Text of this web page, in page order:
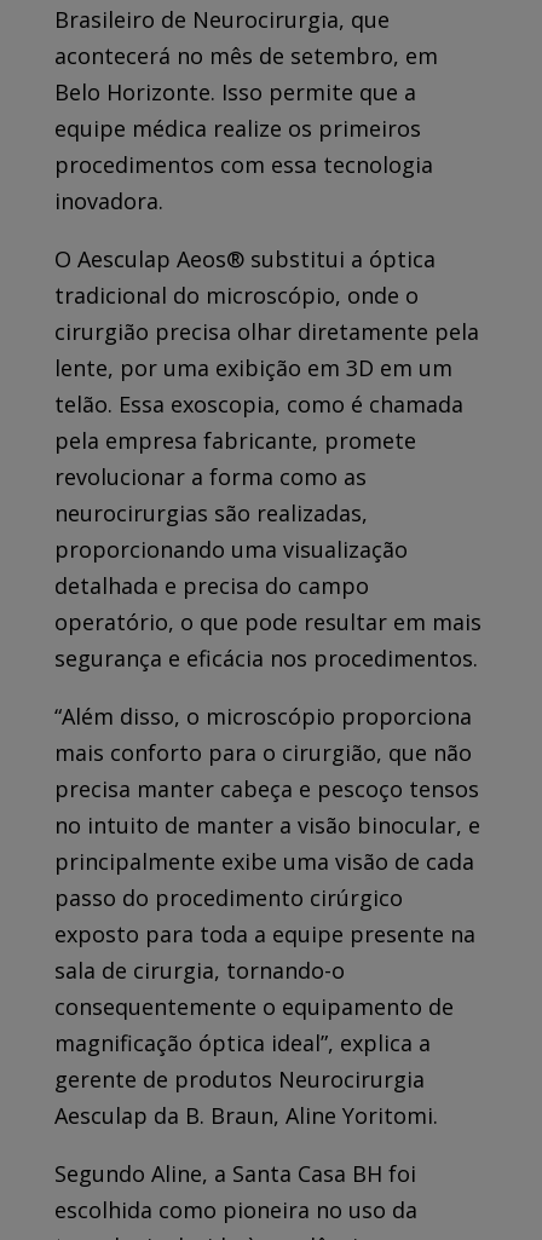
Brasileiro de Neurocirurgia, que
acontecerá no mês de setembro, em
Belo Horizonte. Isso permite que a
equipe médica realize os primeiros
procedimentos com essa tecnologia
inovadora.
O Aesculap Aeos® substitui a óptica
tradicional do microscópio, onde o
cirurgião precisa olhar diretamente pela
lente, por uma exibição em 3D em um
telão. Essa exoscopia, como é chamada
pela empresa fabricante, promete
revolucionar a forma como as
neurocirurgias são realizadas,
proporcionando uma visualização
detalhada e precisa do campo
operatório, o que pode resultar em mais
segurança e eficácia nos procedimentos.
“Além disso, o microscópio proporciona
mais conforto para o cirurgião, que não
precisa manter cabeça e pescoço tensos
no intuito de manter a visão binocular, e
principalmente exibe uma visão de cada
passo do procedimento cirúrgico
exposto para toda a equipe presente na
sala de cirurgia, tornando-o
consequentemente o equipamento de
magnificação óptica ideal”, explica a
gerente de produtos Neurocirurgia
Aesculap da B. Braun, Aline Yoritomi.
Segundo Aline, a Santa Casa BH foi
escolhida como pioneira no uso da